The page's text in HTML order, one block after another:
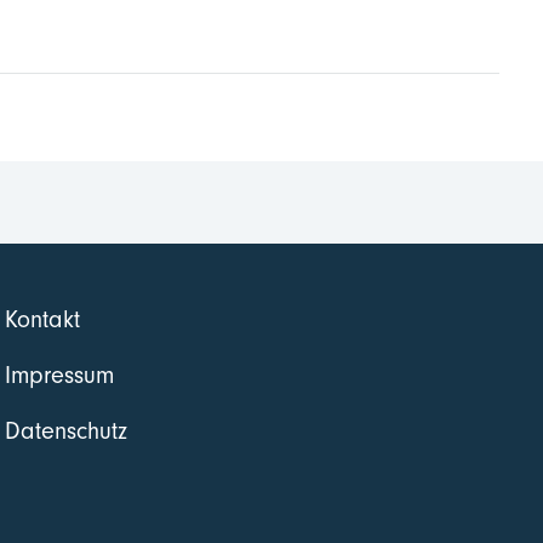
Kontakt
Impressum
Datenschutz